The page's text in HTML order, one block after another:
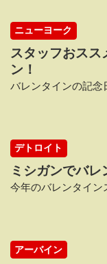
ニューヨーク
スタッフおスス
ン！
バレンタインの記念
デトロイト
ミシガンでバ
今年のバレンタイン
アーバイン